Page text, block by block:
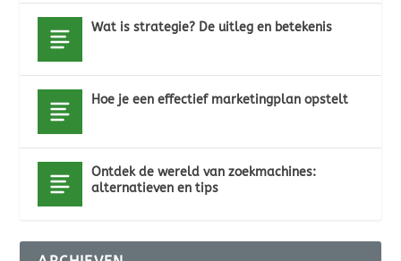
Wat is strategie? De uitleg en betekenis
Hoe je een effectief marketingplan opstelt
Ontdek de wereld van zoekmachines:
alternatieven en tips